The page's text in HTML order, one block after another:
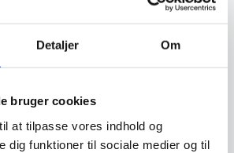
Detaljer Om
bruger cookies
at tilpasse vores indhold og
dig funktioner til sociale medier og til
stilk og bredt bæger for
Tåler opvaskemaskine